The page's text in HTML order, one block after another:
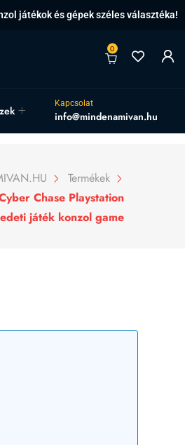
játékok és gépek széles választéka!
0
Kapcsolat
info@mindenamivan.hu
Termékek
Chase Playstation
játék konzol game